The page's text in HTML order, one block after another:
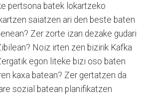
pertsona batek lokartzeko
saiatzen ari den beste baten
Zer zorte izan dezake gudari
Noiz irten zen bizirik Kafka
egon liteke bizi oso baten
kaxa batean? Zer gertatzen da
sozial batean planifikatzen